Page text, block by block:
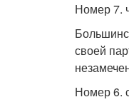
Номер 7.
своей
Номер 6.